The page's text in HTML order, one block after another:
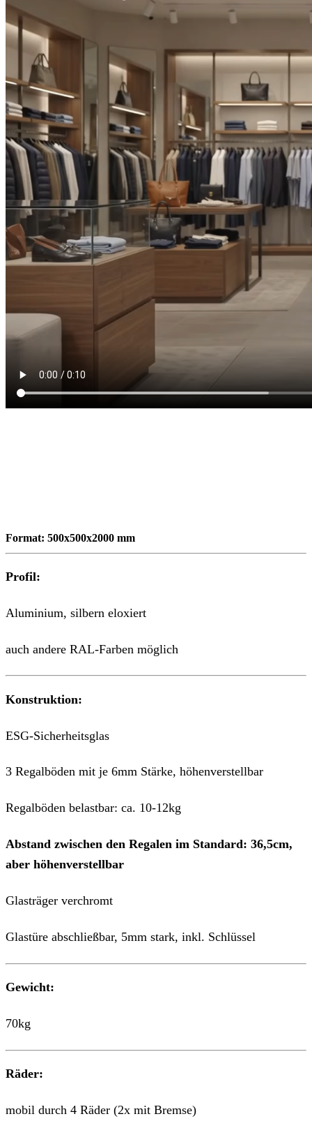
Format: 500x500x2000 mm
Profil:
Aluminium, silbern eloxiert
auch andere RAL-Farben möglich
Konstruktion:
ESG-Sicherheitsglas
3 Regalböden mit je 6mm Stärke, höhenverstellbar
Regalböden belastbar: ca. 10-12kg
Abstand zwischen den Regalen im Standard: 36,5cm,
aber höhenverstellbar
Glasträger verchromt
Glastüre abschließbar, 5mm stark, inkl. Schlüssel
Gewicht:
70kg
Räder:
mobil durch 4 Räder (2x mit Bremse)